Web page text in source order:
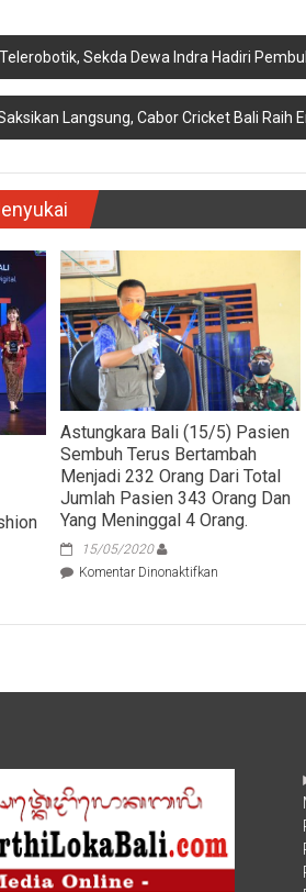
Sekda Dewa Indra Hadiri
Langsung, Cabor Cricket Bali Raih
Astungkara Bali (15/5) Pasien
Sembuh Terus Bertambah
Menjadi 232 Orang Dari Total
Jumlah Pasien 343 Orang Dan
Yang Meninggal 4 Orang.
15/05/2020
Komentar Dinonaktifkan
(15/5)
Terus
Orang
Pasien
343